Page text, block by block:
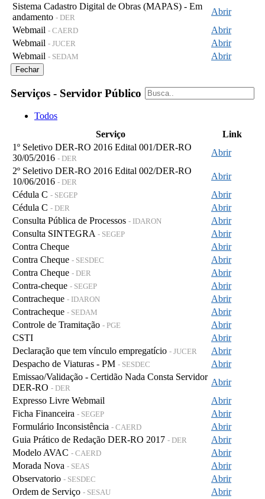
Sistema Cadastro Digital de Obras (MAPAS) - Em
andamento - DER
Abrir
Webmail - CAERD
Abrir
Webmail - JUCER
Abrir
Webmail - SEDAM Abrir
Fechar
Serviços - Servidor Público
Todos
Serviço
Link
1º Seletivo DER-RO 2016 Edital 001/DER-RO
30/05/2016 - DER
Abrir
2º Seletivo DER-RO 2016 Edital 002/DER-RO
10/06/2016 - DER
Abrir
Cédula C - SEGEP
Abrir
Cédula C - DER
Abrir
Consulta Pública de Processos - IDARON
Abrir
Consulta SINTEGRA - SEGEP
Abrir
Contra Cheque
Abrir
Contra Cheque - SESDEC
Abrir
Contra Cheque - DER
Abrir
Contra-cheque - SEGEP
Abrir
Contracheque - IDARON
Abrir
Contracheque - SEDAM
Abrir
Controle de Tramitação - PGE
Abrir
CSTI
Abrir
Declaração que tem vínculo empregatício - JUCER
Abrir
Despacho de Viaturas - PM - SESDEC
Abrir
Emissao/Validação - Certidão Nada Consta Servidor
DER-RO - DER
Abrir
Expresso Livre Webmail
Abrir
Ficha Financeira - SEGEP
Abrir
Formulário Inconsistência - CAERD
Abrir
Guia Prático de Redação DER-RO 2017 - DER
Abrir
Modelo AVAC - CAERD
Abrir
Morada Nova - SEAS
Abrir
Observatorio - SESDEC
Abrir
Ordem de Serviço - SESAU
Abrir